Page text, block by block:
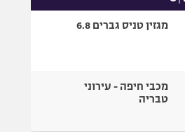
מגזין טניס גברים 6.8
מכבי חיפה - עירוני
טבריה